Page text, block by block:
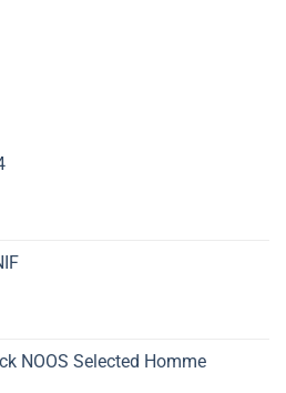
NOOS Selected Homme